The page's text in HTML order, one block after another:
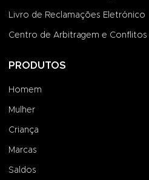
Livro de Reclamações Eletrónico
Centro de Arbitragem e Conflitos
PRODUTOS
Homem
Mulher
Criança
Marcas
Saldos